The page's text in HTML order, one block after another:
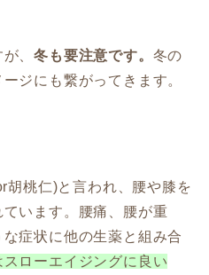
が、冬も要注意です。 冬の
ジにも繋がってきます。
胡桃仁)と言われ、腰や膝を
います。腰痛、腰が重
症状に他の生薬と組み合
スローエイジングに良い